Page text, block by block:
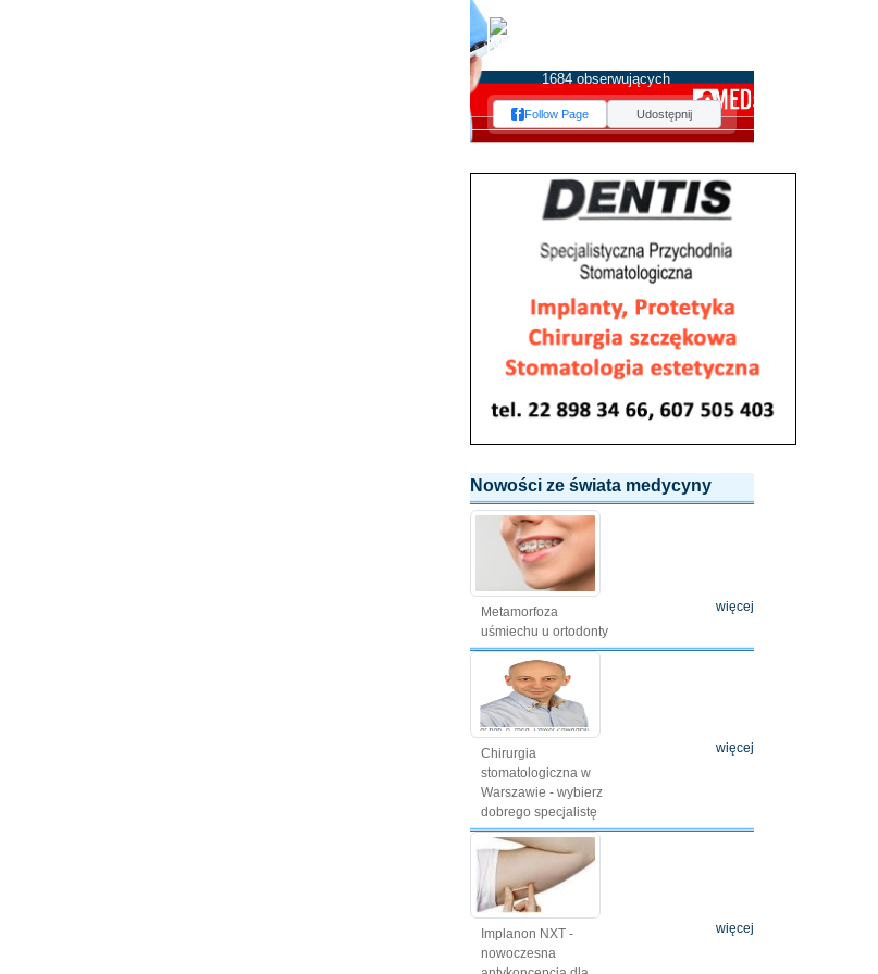
1684 obserwujących
Follow Page Udostępnij
Nowości ze świata medycyny
Metamorfoza
uśmiechu u ortodonty
więcej
Chirurgia
stomatologiczna w
Warszawie - wybierz
dobrego specjalistę
więcej
Implanon NXT -
nowoczesna
więcej